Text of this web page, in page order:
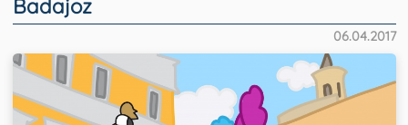
Badajoz
06.04.2017